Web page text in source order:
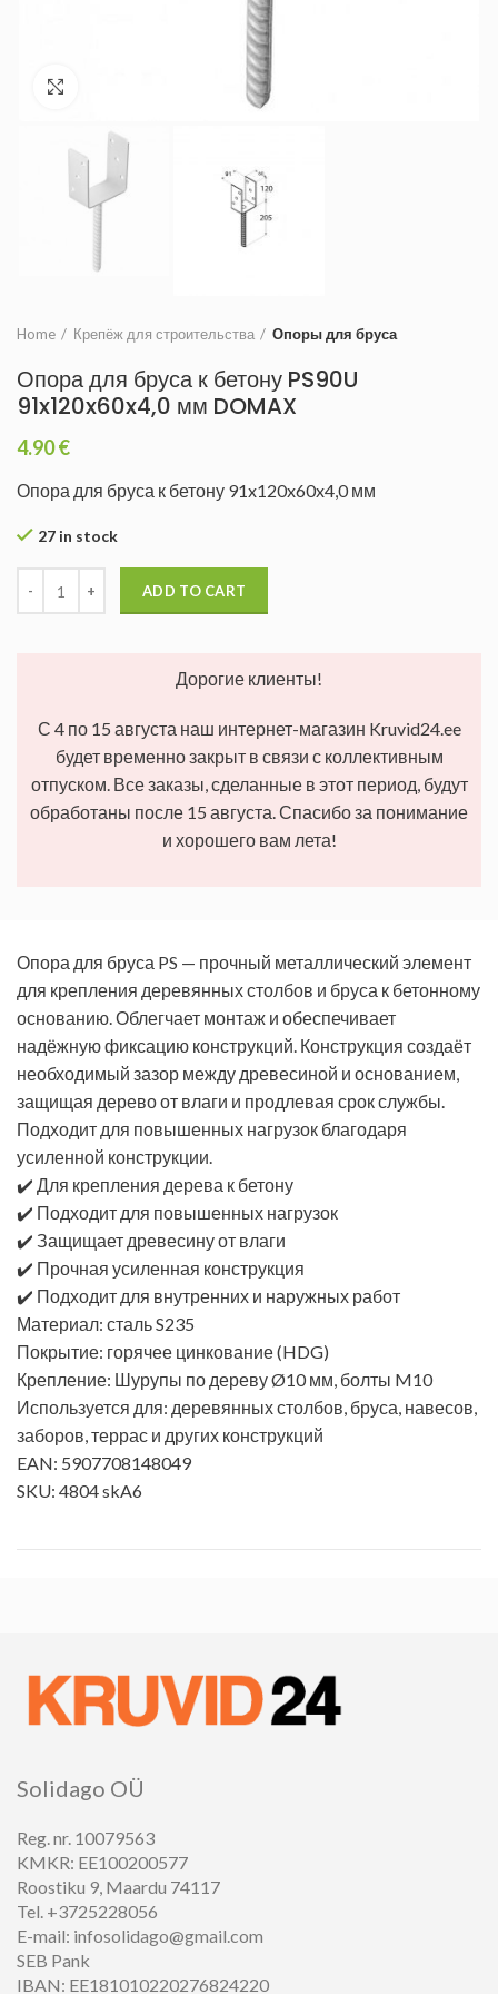
Home Крепёж для строительства Опоры для бруса
Опора для бруса к бетону PS90U
91x120x60x4,0 мм DOMAX
4.90€
Опора для бруса к бетону 91x120x60x4,0 мм
27 in stock
ADD TO CART
Дорогие клиенты!
С 4 по 15 августа наш интернет-магазин Kruvid24.ee
будет временно закрыт в связи с коллективным
отпуском. Все заказы, сделанные в этот период, будут
обработаны после 15 августа. Спасибо за понимание
и хорошего вам лета!
Опора для бруса PS — прочный металлический элемент
для крепления деревянных столбов и бруса к бетонному
основанию. Облегчает монтаж и обеспечивает
надёжную фиксацию конструкций. Конструкция создаёт
необходимый зазор между древесиной и основанием,
защищая дерево от влаги и продлевая срок службы.
Подходит для повышенных нагрузок благодаря
усиленной конструкции.
✔️ Для крепления дерева к бетону
✔️ Подходит для повышенных нагрузок
✔️ Защищает древесину от влаги
✔️ Прочная усиленная конструкция
✔️ Подходит для внутренних и наружных работ
Материал: сталь S235
Покрытие: горячее цинкование (HDG)
Крепление: Шурупы по дереву Ø10 мм, болты M10
Используется для: деревянных столбов, бруса, навесов,
заборов, террас и других конструкций
EAN: 5907708148049
SKU: 4804 skA6
Solidago OÜ
Reg. nr. 10079563
KMKR: EE100200577
Roostiku 9, Maardu 74117
Tel. +3725228056
E-mail: infosolidago@gmail.com
SEB Pank
IBAN: EE181010220276824220